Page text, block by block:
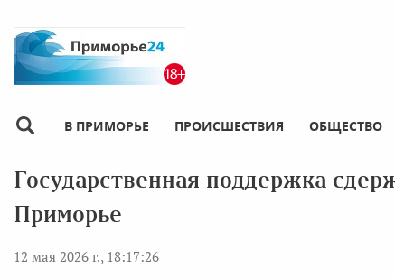
В ПРИМОРЬЕ ПРОИСШЕСТВИЯ ОБЩЕСТВО
Государственная поддержка
Приморье
12 мая 2026 г., 18:17:26